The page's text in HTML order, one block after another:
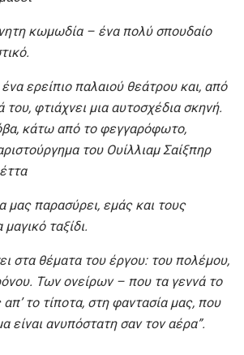
κωμωδία – ένα πολύ σπουδαίο
ερείπιο παλαιού θεάτρου και, από
του, φτιάχνει μια αυτοσχέδια σκηνή.
κάτω από το φεγγαρόφωτο,
του Ουίλλιαμ Σαίξπηρ
μας παρασύρει, εμάς και τους
ταξίδι.
στα θέματα του έργου: του πολέμου,
Των ονείρων – που τα γεννά το
το τίποτα, στη φαντασία μας, που
είναι ανυπόστατη σαν τον αέρα”.